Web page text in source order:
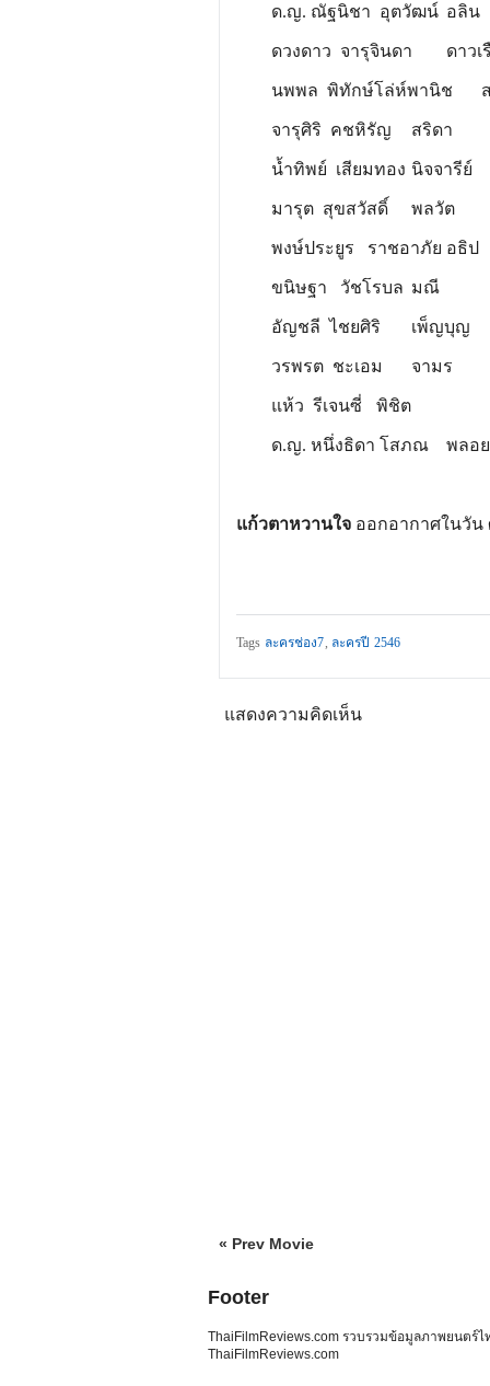
ด.ญ. ณัฐนิชา อุตวัฒน์ อลิน
ดวงดาว จารุจินดา ดาวเ
นพพล พิทักษ์โล่ห์พานิช
จารุศิริ คชหิรัญ สริดา
น้ำทิพย์ เสียมทอง นิจจารีย์
มารุต สุขสวัสดิ์ พลวัต
พงษ์ประยูร ราชอาภัย อธิป
ขนิษฐา วัชโรบล มณี
อัญชลี ไชยศิริ เพ็ญบุญ
วรพรต ชะเอม จามร
แห้ว รีเจนซี่ พิชิต
ด.ญ. หนึ่งธิดา โสภณ พลอย
แก้วตาหวานใจ ออกอากาศในวัน
Tags ละครช่อง7, ละครปี 2546
แสดงความคิดเห็น
« Prev Movie
Footer
ThaiFilmReviews.com รวบรวมข้อมูลภาพยนตร์
ThaiFilmReviews.com